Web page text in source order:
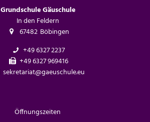
Grundschule Gäuschule
In den Feldern
67482 Böbingen
+49 6327 2237
+49 6327 969416
sekretariat@gaeuschule.eu
Öffnungszeiten